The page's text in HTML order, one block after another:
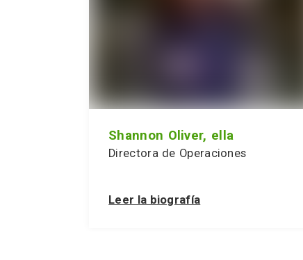
Shannon Oliver, ella
Directora de Operaciones
Leer la biografía